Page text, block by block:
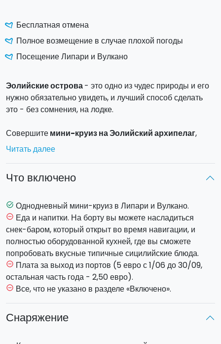
Бесплатная отмена
Полное возмещение в случае плохой погоды
Посещение Липари и Вулкано
Эолийские острова- это одно из чудес природы и его
нужно обязательно увидеть, и лучший способ сделать
это - без сомнения, на лодке.
Совершитемини-круиз на Эолийский архипелаг,
чтобы увидеть эти прекрасные острова, каждый из
которых отличается друг от друга, и всего за один день
Вы отправитесь на остров
Вулкано, где будет первая остановка
продолжительностью 2 часа 30 минут, во время которой
вы сможете исследовать остров.
У вас будет время, чтобы прогуляться по пляжу с
черным вулканическим песком или искупаться в Байя
время неактивный вулкан.
Читать далее
Что включено
task_alt Однодневный мини-круиз в Липари и Вулкано.
remove_circle_outline Еда и напитки. На борту вы можете насладиться
снек-баром, который открыт во время навигации, и
полностью оборудованной кухней, где вы сможете
попробовать вкусные типичные сицилийские блюда.
remove_circle_outline Плата за выход из портов (5 евро с 1/06 до 30/09,
остальная часть года - 2,50 евро).
remove_circle_outline Все, что не указано в разделе «Включено».
Снаряжение